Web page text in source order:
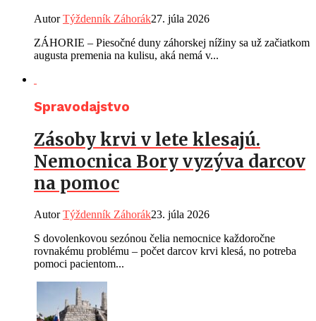
AutorTýždenník Záhorák27. júla 2026
ZÁHORIE – Piesočné duny záhorskej nížiny sa už začiatkom
augusta premenia na kulisu, aká nemá v...
Spravodajstvo
Zásoby krvi v lete klesajú.
Nemocnica Bory vyzýva darcov
na pomoc
AutorTýždenník Záhorák23. júla 2026
S dovolenkovou sezónou čelia nemocnice každoročne
rovnakému problému – počet darcov krvi klesá, no potreba
pomoci pacientom...